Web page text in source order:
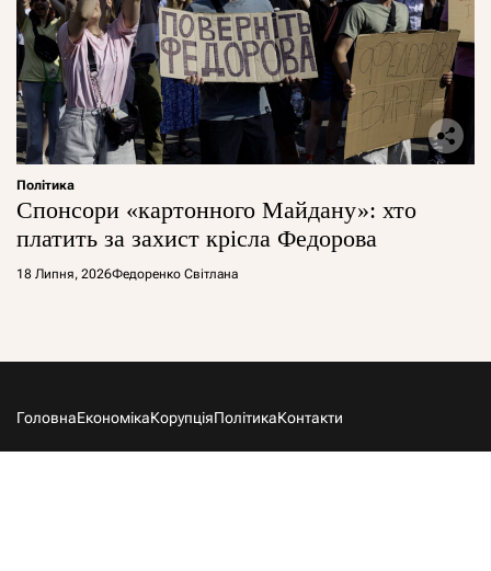
Політика
Спонсори «картонного Майдану»: хто
платить за захист крісла Федорова
18 Липня, 2026Федоренко Світлана
ГоловнаЕкономікаКорупціяПолітикаКонтакти